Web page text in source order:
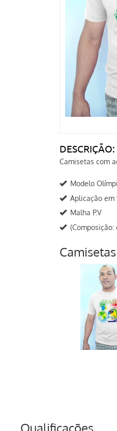
DESCRIÇÃO:
Camisetas com
Modelo
Aplicação em
Malha P.V